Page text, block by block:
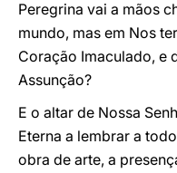
Peregrina vai a mãos
mundo, mas em Nos
Coração Imaculado, e
Assunção?
E o altar de Nossa
Eterna a lembrar a
obra de arte, a